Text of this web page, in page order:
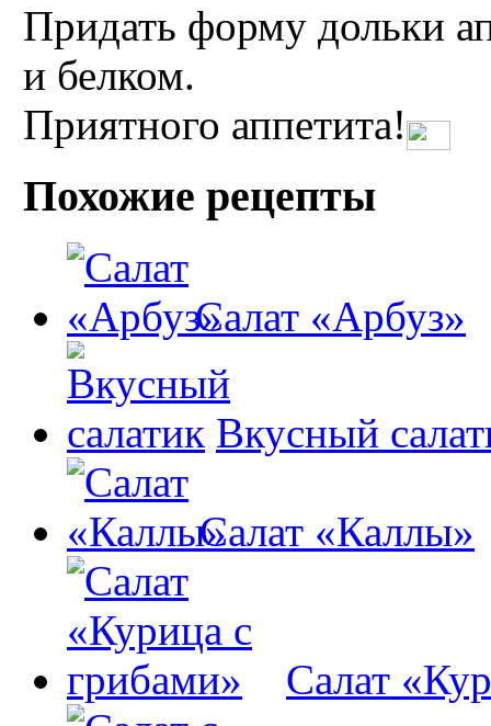
Придать форму дольки
и белком.
Приятного аппетита!
Похожие рецепты
Салат «Арбуз»
Вкусный
Салат «Каллы»
Салат